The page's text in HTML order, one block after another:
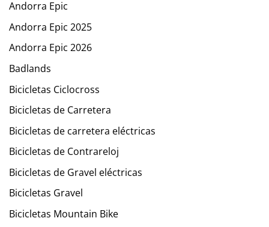
Andorra Epic
Andorra Epic 2025
Andorra Epic 2026
Badlands
Bicicletas Ciclocross
Bicicletas de Carretera
Bicicletas de carretera eléctricas
Bicicletas de Contrareloj
Bicicletas de Gravel eléctricas
Bicicletas Gravel
Bicicletas Mountain Bike